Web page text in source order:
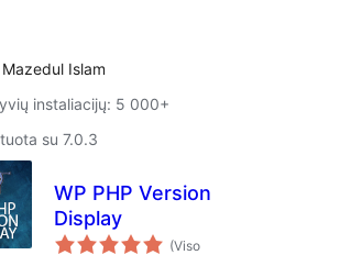
Islam
instaliacijų: 5 000+
su 7.0.3
WP PHP Version
Display
(Viso